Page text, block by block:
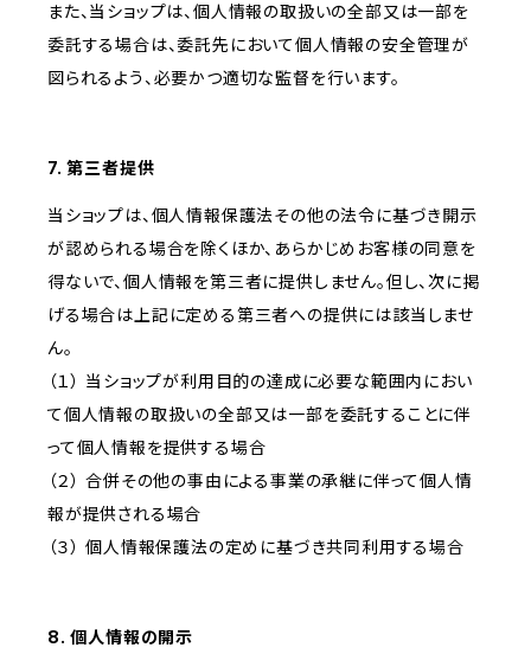
また、当ショップは、個人情報の取扱いの全部又は一部を
委託する場合は、委託先において個人情報の安全管理が
図られるよう、必要かつ適切な監督を行います。
7. 第三者提供
当ショップは、個人情報保護法その他の法令に基づき開示
が認められる場合を除くほか、あらかじめお客様の同意を
得ないで、個人情報を第三者に提供しません。但し、次に掲
げる場合は上記に定める第三者への提供には該当しませ
ん。
（１） 当ショップが利用目的の達成に必要な範囲内におい
て個人情報の取扱いの全部又は一部を委託することに伴
って個人情報を提供する場合
（２） 合併その他の事由による事業の承継に伴って個人情
報が提供される場合
（３） 個人情報保護法の定めに基づき共同利用する場合
8. 個人情報の開示